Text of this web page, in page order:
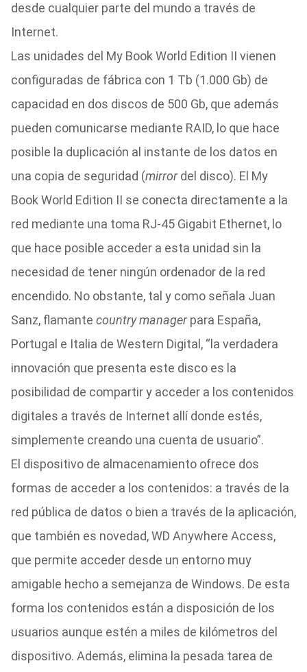
desde cualquier parte del mundo a través de
Internet.
Las unidades del My Book World Edition II vienen
configuradas de fábrica con 1 Tb (1.000 Gb) de
capacidad en dos discos de 500 Gb, que además
pueden comunicarse mediante RAID, lo que hace
posible la duplicación al instante de los datos en
una copia de seguridad (mirrordel disco). El My
Book World Edition II se conecta directamente a la
red mediante una toma RJ-45 Gigabit Ethernet, lo
que hace posible acceder a esta unidad sin la
necesidad de tener ningún ordenador de la red
encendido. No obstante, tal y como señala Juan
Sanz, flamante country managerpara España,
Portugal e Italia de Western Digital, “la verdadera
innovación que presenta este disco es la
posibilidad de compartir y acceder a los contenidos
digitales a través de Internet allí donde estés,
simplemente creando una cuenta de usuario”.
El dispositivo de almacenamiento ofrece dos
formas de acceder a los contenidos: a través de la
red pública de datos o bien a través de la aplicación,
que también es novedad, WD Anywhere Access,
que permite acceder desde un entorno muy
amigable hecho a semejanza de Windows. De esta
forma los contenidos están a disposición de los
usuarios aunque estén a miles de kilómetros del
dispositivo. Además, elimina la pesada tarea de